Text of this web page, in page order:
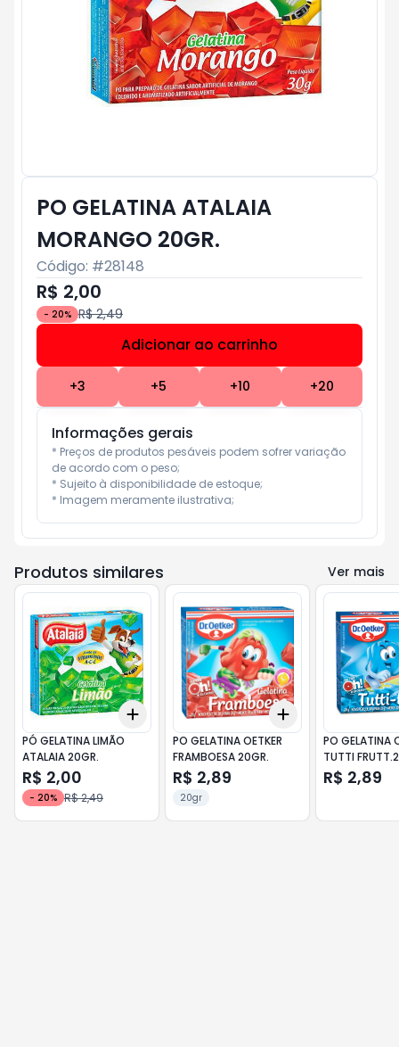
PO GELATINA ATALAIA
MORANGO 20GR.
Código: #28148
R$ 2,00
- 20% R$ 2,49
Adicionar ao carrinho
+3 +5 +10 +20
Informações gerais
* Preços de produtos pesáveis podem sofrer variação
de acordo com o peso;
* Sujeito à disponibilidade de estoque;
* Imagem meramente ilustrativa;
Produtos similares Ver mais
+5 +10
Add
PÓ GELATINA LIMÃO
ATALAIA 20GR.
R$ 2,00
- 20% R$ 2,49
+5 +10
Add
PO GELATINA OETKER
FRAMBOESA 20GR.
R$ 2,89
20gr
PO GELATINA
TUTTI
R$ 2,89